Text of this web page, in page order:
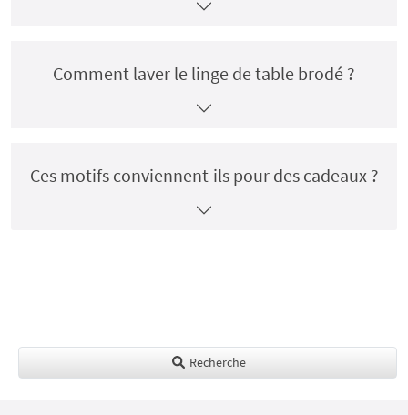
Comment laver le linge de table brodé ?
Ces motifs conviennent-ils pour des cadeaux ?
Recherche